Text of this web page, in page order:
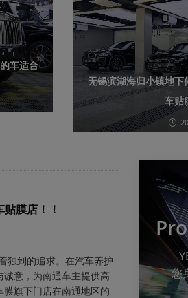
车适合
无锡滨湖海归小镇地
车贴
膜店！！
独到的追求。在汽车养护
诚意，为南通车主提供高
膜旗下门店在南通地区的
您